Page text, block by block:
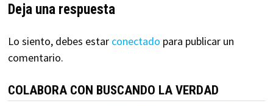
Deja una respuesta
Lo siento, debes estar conectado para publicar un
comentario.
COLABORA CON BUSCANDO LA VERDAD